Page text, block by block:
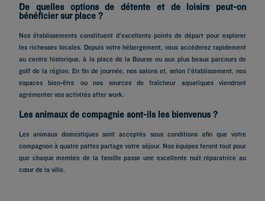
De quelles options de détente et de loisirs peut-on
bénéficier sur place ?
Nos établissements constituent d'excellents points de départ pour explorer
les richesses locales. Depuis votre hébergement, vous accéderez rapidement
au centre historique, à la place de la Bourse ou aux plus beaux parcours de
golf de la région. En fin de journée, nos salons et, selon l'établissement, nos
espaces bien-être ou nos sources de fraîcheur aquatiques viendront
agrémenter vos activités after work.
Les animaux de compagnie sont-ils les bienvenus ?
Les animaux domestiques sont acceptés sous conditions afin que votre
compagnon à quatre pattes partage votre séjour. Nos équipes feront tout pour
que chaque membre de la famille passe une excellente nuit réparatrice au
cœur de la ville.
Hôtels à Paris
Hôtels à Marseille
Hôtels à Strasbourg
Hôtels à Bordeaux